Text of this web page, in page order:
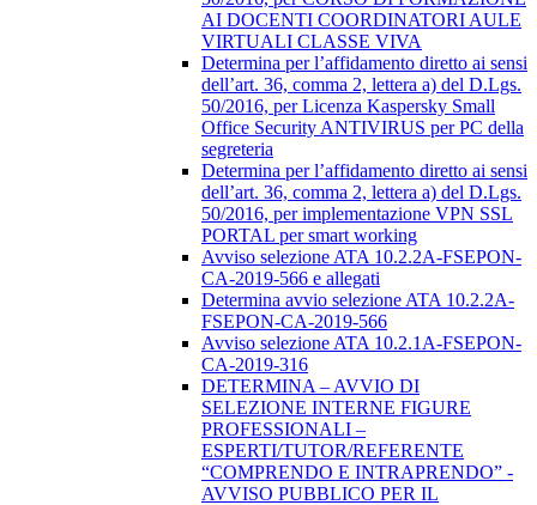
AI DOCENTI COORDINATORI AULE
VIRTUALI CLASSE VIVA
Determina per l’affidamento diretto ai sensi
dell’art. 36, comma 2, lettera a) del D.Lgs.
50/2016, per Licenza Kaspersky Small
Office Security ANTIVIRUS per PC della
segreteria
Determina per l’affidamento diretto ai sensi
dell’art. 36, comma 2, lettera a) del D.Lgs.
50/2016, per implementazione VPN SSL
PORTAL per smart working
Avviso selezione ATA 10.2.2A-FSEPON-
CA-2019-566 e allegati
Determina avvio selezione ATA 10.2.2A-
FSEPON-CA-2019-566
Avviso selezione ATA 10.2.1A-FSEPON-
CA-2019-316
DETERMINA – AVVIO DI
SELEZIONE INTERNE FIGURE
PROFESSIONALI –
ESPERTI/TUTOR/REFERENTE
“COMPRENDO E INTRAPRENDO” -
AVVISO PUBBLICO PER IL